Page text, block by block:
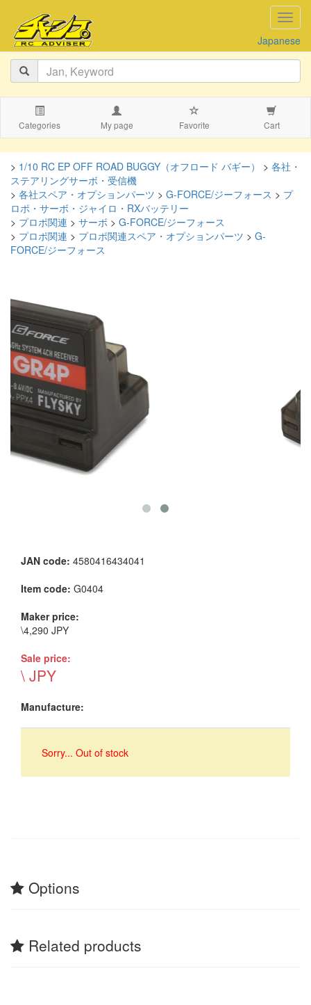
Japanese
Categories My page Favorite Cart
> 1/10 RC EP OFF ROAD BUGGY（オフロード バギー） > 各社・
ステアリングサーボ・受信機
> 各社スペア・オプションパーツ > G-FORCE/ジーフォース > プ
ロポ・サーボ・ジャイロ・RXバッテリー
> プロポ関連 > サーボ > G-FORCE/ジーフォース
> プロポ関連 > プロポ関連スペア・オプションパーツ > G-
FORCE/ジーフォース
JAN code: 4580416434041
Item code: G0404
Maker price:
\4,290 JPY
Sale price:
\ JPY
Manufacture:
Sorry... Out of stock
Options
Related products